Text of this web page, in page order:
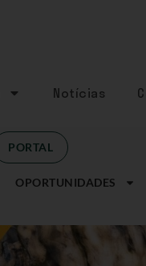
Notícias
PORTAL
OPORTUNIDADES